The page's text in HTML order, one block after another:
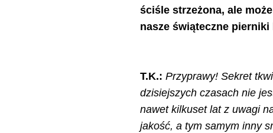
ściśle strzeżona, ale
nasze świąteczne
T.K.: Przyprawy! Sekret
dzisiejszych czasach nie
nawet kilkuset lat z uwagi
jakość, a tym samym inny